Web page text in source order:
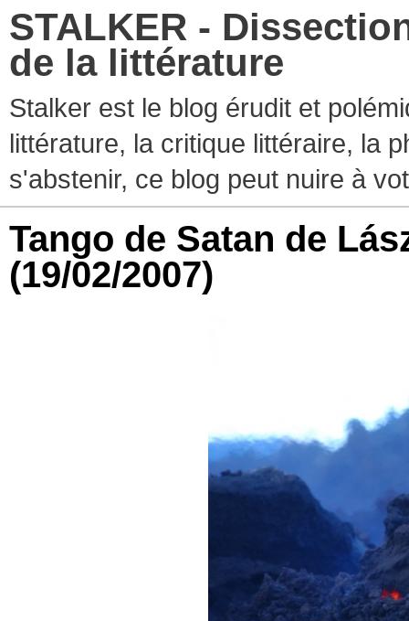
STALKER -
de la littérature
Stalker est le blog érudit et
littérature, la critique littéraire, la
s'abstenir, ce blog peut nuire à
Tango de Satan de
(19/02/2007)